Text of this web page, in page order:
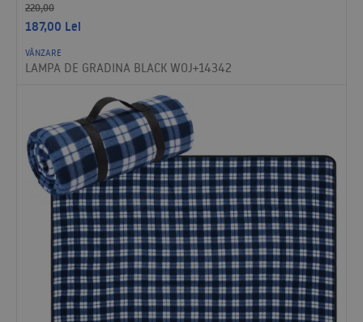
220,00
187,00 Lei
VÂNZARE
LAMPA DE GRADINA BLACK WOJ+14342